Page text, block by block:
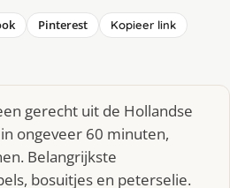
Pinterest
Kopieer link
gerecht uit de Hollandse
ongeveer 60 minuten,
Belangrijkste
bosuitjes en peterselie.